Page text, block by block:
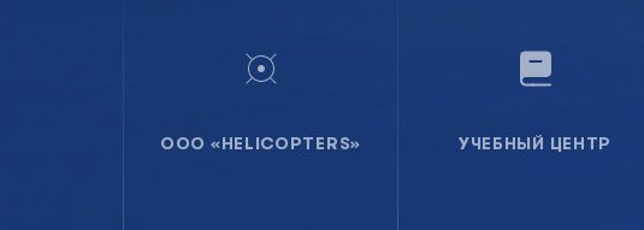
ООО «HELICOPTERS» УЧЕБНЫЙ ЦЕНТР